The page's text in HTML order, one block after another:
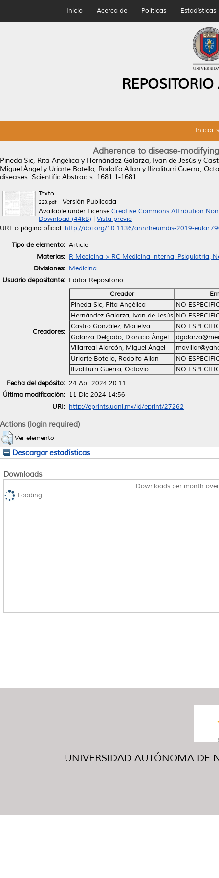
Inicio Acerca de Políticas Estadísticas
Iniciar
Adherence to disease-
Pineda Sic, Rita Angélica y Hernández Galarza, Ivan de Jesús y
Miguel Ángel y Uriarte Botello, Rodolfo Allan y Ilizaliturri Guerra,
diseases. Scientific Abstracts. 1681.1-1681.
Texto
223.pdf- Versión Publicada
Available under License Creative Commons Attribution
Download (44kB)
Vista previa
URL o página oficial: http://doi.org/10.1136/annrheumdis-2019-
Tipo de elemento: Article
Materias: R Medicina > RC Medicina Interna, Psiquiatría,
Divisiones: Medicina
Usuario depositante: Editor Repositorio
Creadores:
Creador
Pineda Sic, Rita Angélica
NO
Hernández Galarza, Ivan de Jesús NO
Castro González, Marielva
NO
Galarza Delgado, Dionicio Ángel
Villarreal Alarcón, Miguel Ángel
Uriarte Botello, Rodolfo Allan
NO
Ilizaliturri Guerra, Octavio
NO
Fecha del depósito: 24 Abr 2024 20:11
Última modificación: 11 Dic 2024 14:56
URI: http://eprints.uanl.mx/id/eprint/27262
Actions (login required)
Ver elemento
Descargar estadísticas
Downloads
Downloads per month
Loading...
UNIVERSIDAD AUTÓNOMA DE